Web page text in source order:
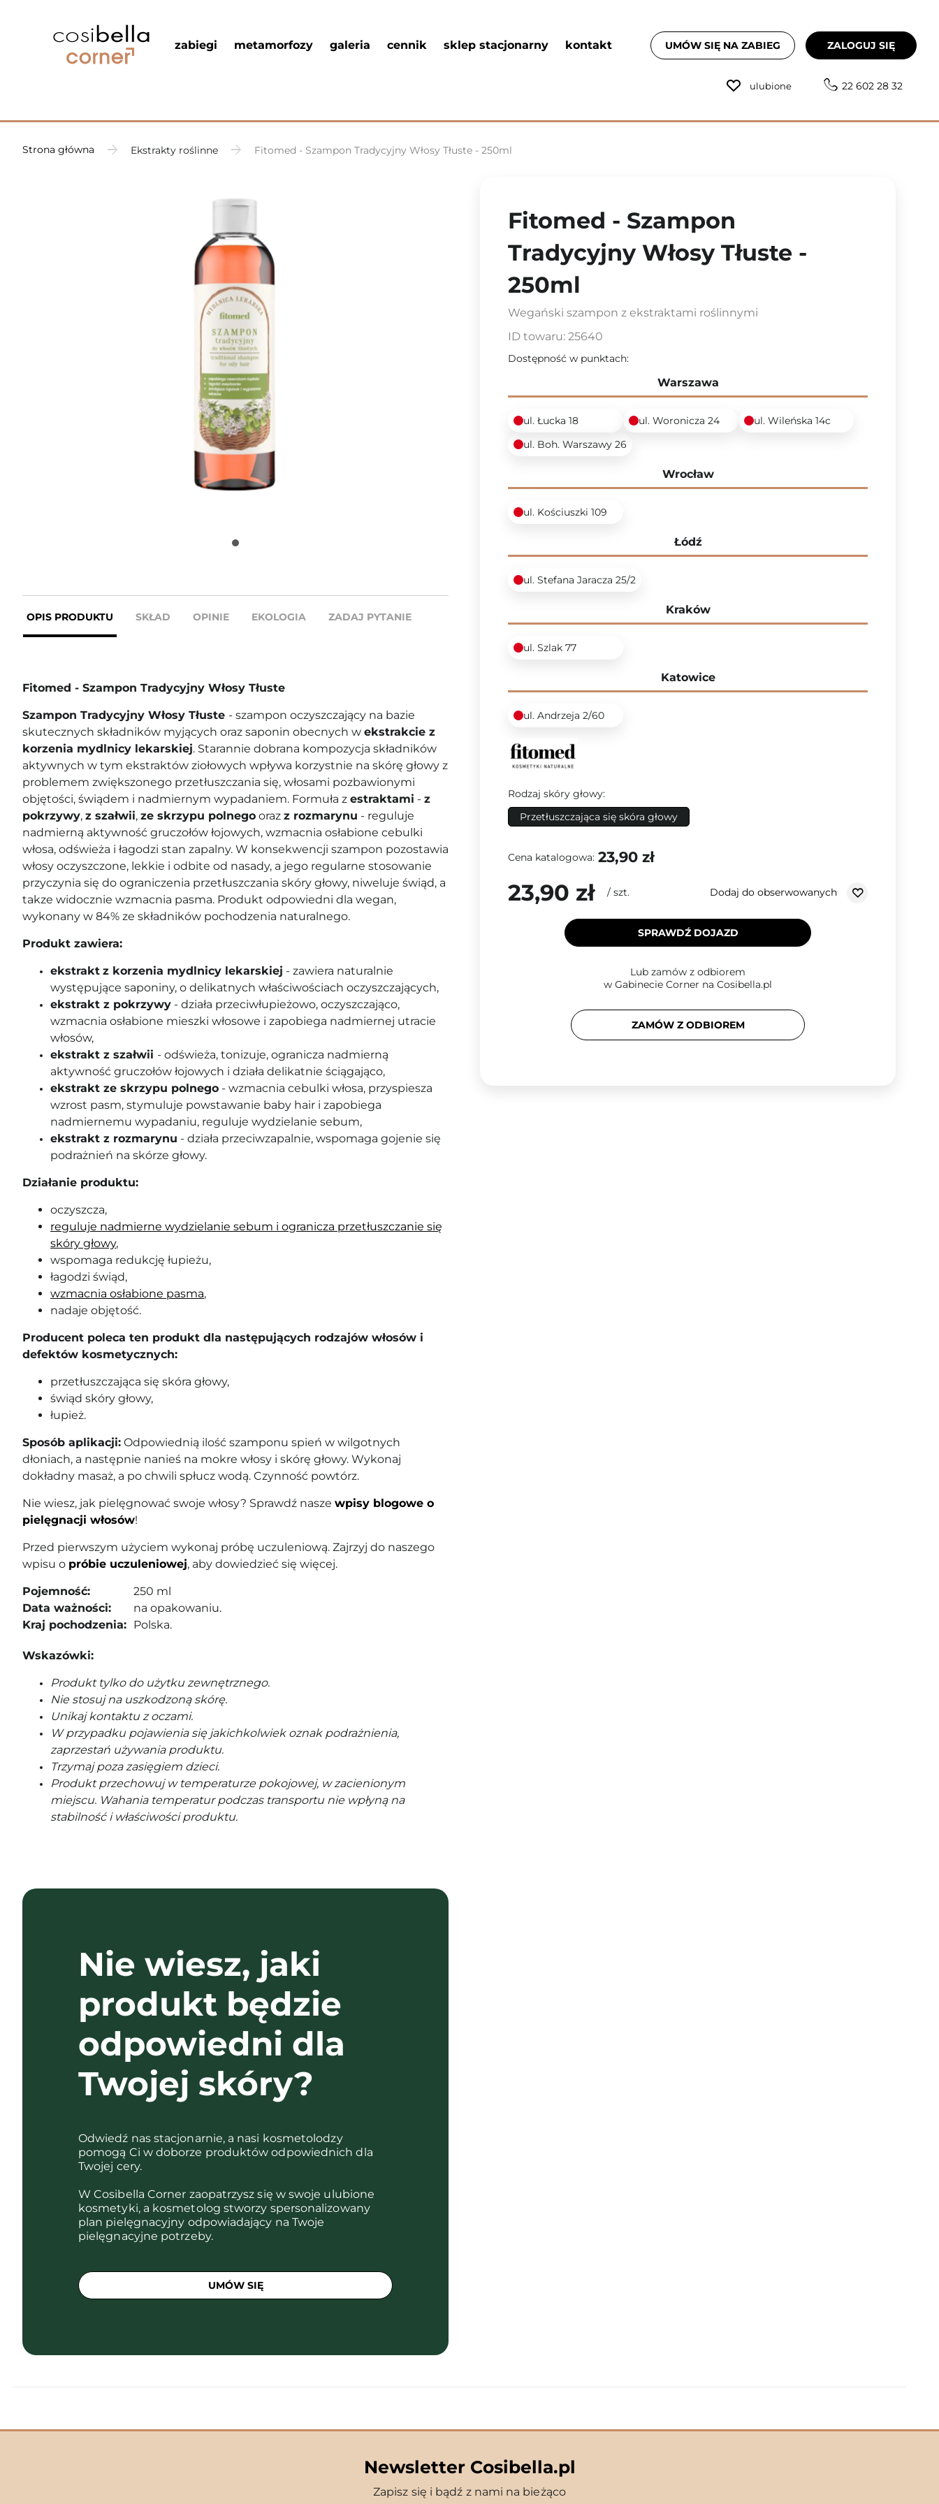
zabiegi metamorfozy galeria cennik sklep stacjonarny kontakt UMÓW SIĘ NA ZABIEG ZALOGUJ SIĘ
ulubione 22 602 28 32
Strona główna Ekstrakty roślinne Fitomed - Szampon Tradycyjny Włosy Tłuste - 250ml
OPIS PRODUKTU SKŁAD OPINIE EKOLOGIA ZADAJ PYTANIE
Fitomed - Szampon Tradycyjny Włosy Tłuste
Szampon Tradycyjny Włosy Tłuste - szampon oczyszczający na bazie
skutecznych składników myjących oraz saponin obecnych w ekstrakcie z
korzenia mydlnicy lekarskiej. Starannie dobrana kompozycja składników
aktywnych w tym ekstraktów ziołowych wpływa korzystnie na skórę głowy z
problemem zwiększonego przetłuszczania się, włosami pozbawionymi
objętości, świądem i nadmiernym wypadaniem. Formuła z estraktami - z
pokrzywy, z szałwii, ze skrzypu polnego oraz z rozmarynu - reguluje
nadmierną aktywność gruczołów łojowych, wzmacnia osłabione cebulki
włosa, odświeża i łagodzi stan zapalny. W konsekwencji szampon pozostawia
włosy oczyszczone, lekkie i odbite od nasady, a jego regularne stosowanie
przyczynia się do ograniczenia przetłuszczania skóry głowy, niweluje świąd, a
takze widocznie wzmacnia pasma. Produkt odpowiedni dla wegan,
wykonany w 84% ze składników pochodzenia naturalnego.
Produkt zawiera:
ekstrakt z korzenia mydlnicy lekarskiej - zawiera naturalnie
występujące saponiny, o delikatnych właściwościach oczyszczających,
ekstrakt z pokrzywy - działa przeciwłupieżowo, oczyszczająco,
wzmacnia osłabione mieszki włosowe i zapobiega nadmiernej utracie
włosów,
ekstrakt z szałwii - odświeża, tonizuje, ogranicza nadmierną
aktywność gruczołów łojowych i działa delikatnie ściągająco,
ekstrakt ze skrzypu polnego - wzmacnia cebulki włosa, przyspiesza
wzrost pasm, stymuluje powstawanie baby hair i zapobiega
nadmiernemu wypadaniu, reguluje wydzielanie sebum,
ekstrakt z rozmarynu - działa przeciwzapalnie, wspomaga gojenie się
podrażnień na skórze głowy.
Działanie produktu:
oczyszcza,
reguluje nadmierne wydzielanie sebum i ogranicza przetłuszczanie się
skóry głowy,
wspomaga redukcję łupieżu,
łagodzi świąd,
wzmacnia osłabione pasma,
nadaje objętość.
Producent poleca ten produkt dla następujących rodzajów włosów i
defektów kosmetycznych:
przetłuszczająca się skóra głowy,
świąd skóry głowy,
łupież.
Sposób aplikacji: Odpowiednią ilość szamponu spień w wilgotnych
dłoniach, a następnie nanieś na mokre włosy i skórę głowy. Wykonaj
dokładny masaż, a po chwili spłucz wodą. Czynność powtórz.
Nie wiesz, jak pielęgnować swoje włosy? Sprawdź nasze wpisy blogowe o
pielęgnacji włosów!
Przed pierwszym użyciem wykonaj próbę uczuleniową. Zajrzyj do naszego
wpisu o próbie uczuleniowej, aby dowiedzieć się więcej.
Pojemność:
250 ml
Data ważności:
na opakowaniu.
Kraj pochodzenia: Polska.
Wskazówki:
Produkt tylko do użytku zewnętrznego.
Nie stosuj na uszkodzoną skórę.
Unikaj kontaktu z oczami.
W przypadku pojawienia się jakichkolwiek oznak podrażnienia,
zaprzestań używania produktu.
Trzymaj poza zasięgiem dzieci.
Produkt przechowuj w temperaturze pokojowej, w zacienionym
miejscu. Wahania temperatur podczas transportu nie wpłyną na
stabilność i właściwości produktu.
Nie wiesz, jaki
produkt będzie
odpowiedni dla
Twojej skóry?
Odwiedź nas stacjonarnie, a nasi kosmetolodzy
pomogą Ci w doborze produktów odpowiednich dla
Twojej cery.
W Cosibella Corner zaopatrzysz się w swoje ulubione
kosmetyki, a kosmetolog stworzy spersonalizowany
plan pielęgnacyjny odpowiadający na Twoje
pielęgnacyjne potrzeby.
UMÓW SIĘ
Fitomed - Szampon
Tradycyjny Włosy Tłuste -
250ml
Wegański szampon z ekstraktami roślinnymi
ID towaru: 25640
Dostępność w punktach:
Warszawa
ul. Łucka 18 ul. Woronicza 24
ul. Wileńska 14c
ul. Boh. Warszawy 26
Wrocław
ul. Kościuszki 109
Łódź
ul. Stefana Jaracza 25/2
Kraków
ul. Szlak 77
Katowice
ul. Andrzeja 2/60
Rodzaj skóry głowy:
Przetłuszczająca się skóra głowy
Cena katalogowa: 23,90 zł
23,90 zł / szt. Dodaj do obserwowanych
SPRAWDŹ DOJAZD
Lub zamów z odbiorem
w Gabinecie Corner na Cosibella.pl
ZAMÓW Z ODBIOREM
Newsletter Cosibella.pl
Zapisz się i bądź z nami na bieżąco